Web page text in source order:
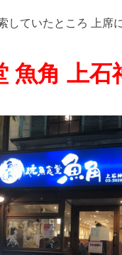
していたところ 上席
魚角 上石